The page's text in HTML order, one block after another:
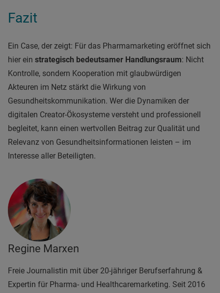
Fazit
Ein Case, der zeigt: Für das Pharmamarketing eröffnet sich
hier ein strategisch bedeutsamer Handlungsraum: Nicht
Kontrolle, sondern Kooperation mit glaubwürdigen
Akteuren im Netz stärkt die Wirkung von
Gesundheitskommunikation. Wer die Dynamiken der
digitalen Creator-Ökosysteme versteht und professionell
begleitet, kann einen wertvollen Beitrag zur Qualität und
Relevanz von Gesundheitsinformationen leisten – im
Interesse aller Beteiligten.
Regine Marxen
Freie Journalistin mit über 20-jähriger Berufserfahrung &
Expertin für Pharma- und Healthcaremarketing. Seit 2016